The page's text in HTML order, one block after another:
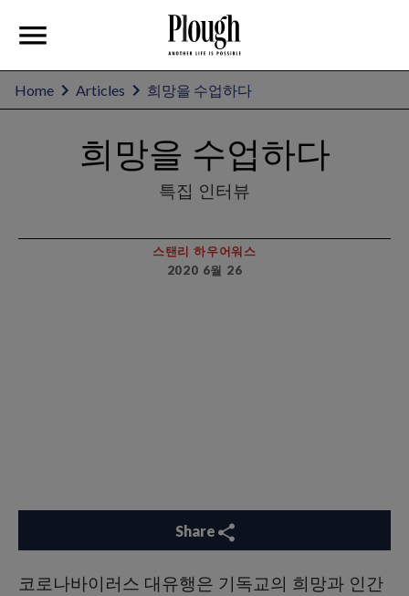
Home Articles 희망을 수업하다
희망을 수업하다
특집 인터뷰
스탠리 하우어워스
2020 6월 26
Share
코로나바이러스 대유행은 기독교의 희망과 인간